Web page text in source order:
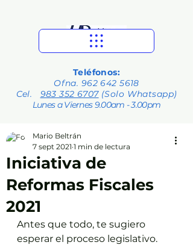
Teléfonos:
Ofna. 962 642 5618
Cel. 983 352 6707(Solo Whatsapp)
Lunes a Viernes 9.00am - 3.00pm
Iniciativa de
Reformas Fiscales
2021
Mario Beltrán
7 sept 2021 1 min de lectura
Antes que todo, te sugiero
esperar el proceso legislativo.